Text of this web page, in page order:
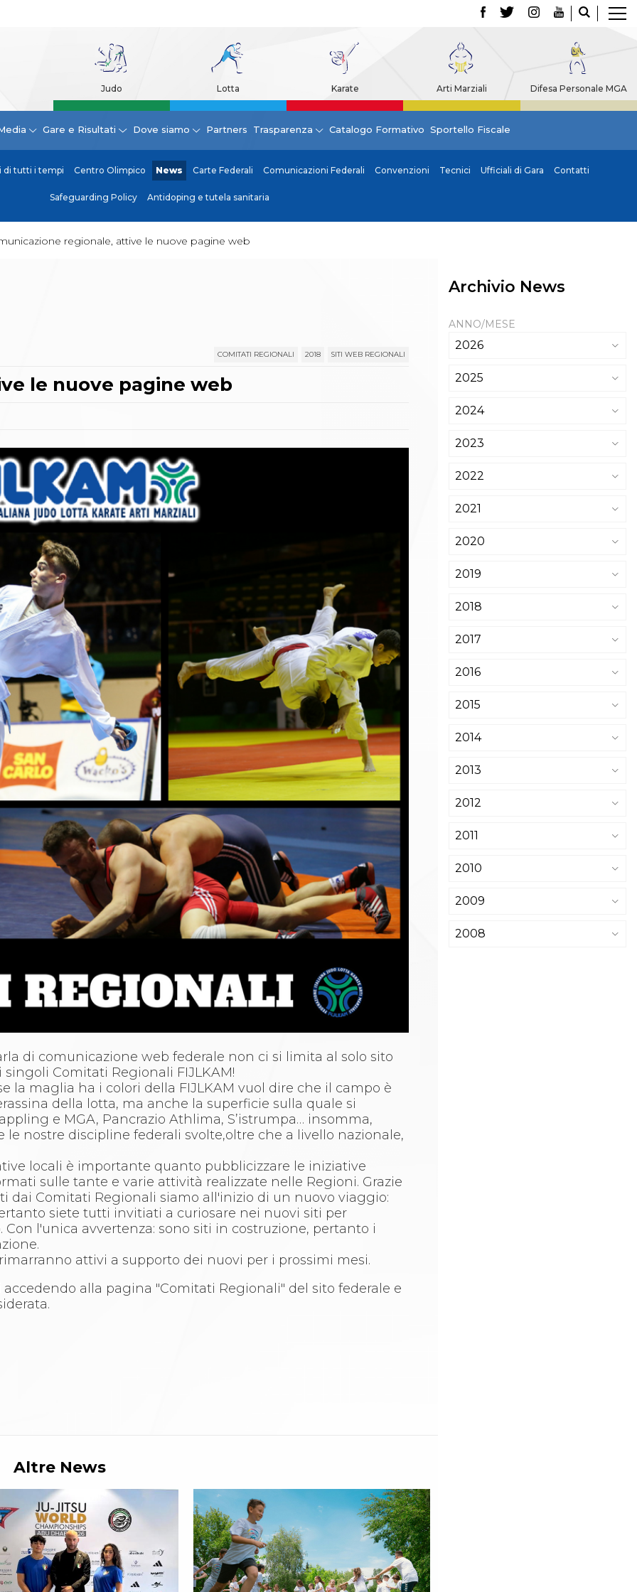
Judo Lotta Karate Arti Marziali Difesa Personale MGA
Gare e Risultati Dove siamo Partners Trasparenza Catalogo Formativo Sportello Fiscale
di tutti i tempi Centro Olimpico News Carte Federali Comunicazioni Federali Convenzioni Tecnici Ufficiali di Gara Contatti
Safeguarding Policy Antidoping e tutela sanitaria
regionale, attive le nuove pagine web
COMITATI REGIONALI 2018 SITI WEB REGIONALI
le nuove pagine web
di comunicazione web federale non ci si limita al solo sito
Comitati Regionali FIJLKAM!
la maglia ha i colori della FIJLKAM vuol dire che il campo è
della lotta, ma anche la superficie sulla quale si
e MGA, Pancrazio Athlima, S’istrumpa… insomma,
nostre discipline federali svolte,oltre che a livello nazionale,
locali è importante quanto pubblicizzare le iniziative
sulle tante e varie attività realizzate nelle Regioni. Grazie
dai Comitati Regionali siamo all'inizio di un nuovo viaggio:
siete tutti invitiati a curiosare nei nuovi siti per
l'unica avvertenza: sono siti in costruzione, pertanto i
attivi a supporto dei nuovi per i prossimi mesi.
alla pagina "Comitati Regionali" del sito federale e
Altre News
Archivio News
ANNO/MESE
2026
2025
2024
2023
2022
2021
2020
2019
2018
2017
2016
2015
2014
2013
2012
2011
2010
2009
2008